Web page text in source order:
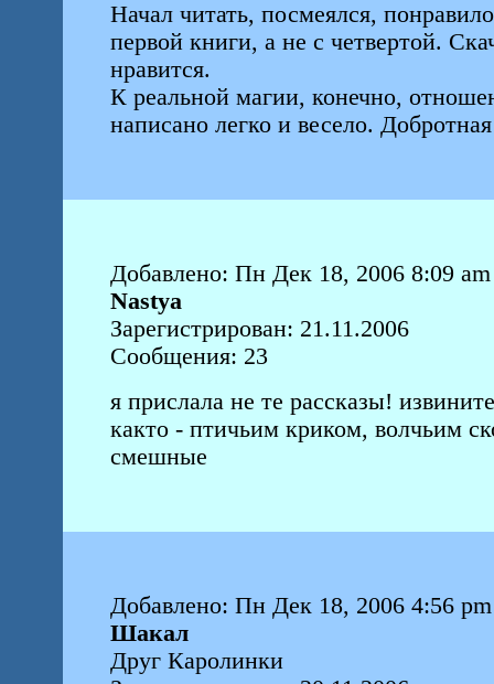
Начал читать, посмеялся,
первой книги, а не с четвертой.
нравится.
К реальной магии, конечно,
написано легко и весело.
Добавлено: Пн Дек 18, 2006 8:09 am
Nastya
Зарегистрирован: 21.11.2006
Сообщения: 23
я прислала не те рассказы!
както - птичьим криком, волчьим
смешные
Добавлено: Пн Дек 18, 2006 4:56 pm
Шакал
Друг Каролинки